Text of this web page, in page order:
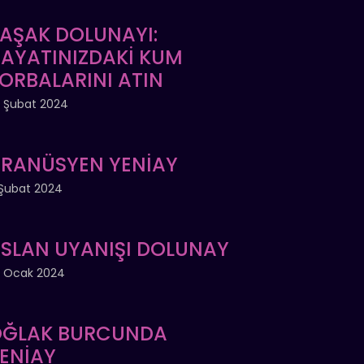
DOLUNAYI:
KUM
ATIN
Şubat 2024
YENİAY
2024
UYANIŞI DOLUNAY
Ocak 2024
BURCUNDA